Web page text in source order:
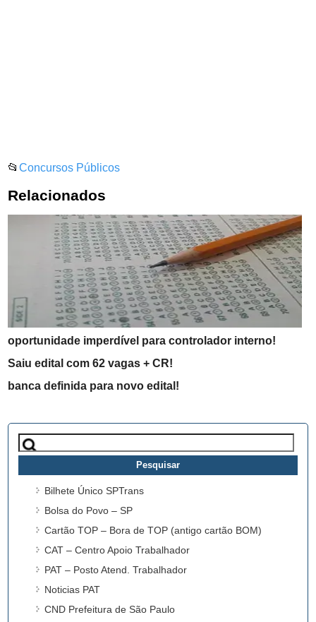
📂Concursos Públicos
Relacionados
oportunidade imperdível para controlador interno!
Saiu edital com 62 vagas + CR!
banca definida para novo edital!
Pesquisar
por:
Bilhete Único SPTrans
Bolsa do Povo – SP
Cartão TOP – Bora de TOP (antigo cartão BOM)
CAT – Centro Apoio Trabalhador
PAT – Posto Atend. Trabalhador
Noticias PAT
CND Prefeitura de São Paulo